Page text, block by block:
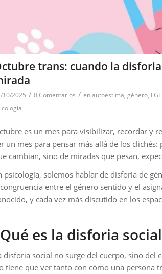
trans: cuando la
10/2025 / 0 Comentarios / enautoestima, género,
es un mes para visibilizar, recordar y
un mes para pensar más allá de los
cambian, sino de miradas que pesan,
psicología, solemos hablar de disforia de
entre el género sentido y el
y cada vez más discutido en los
es la disforia
disforia social no surge del cuerpo, sino del
tiene que ver tanto con cómo una persona